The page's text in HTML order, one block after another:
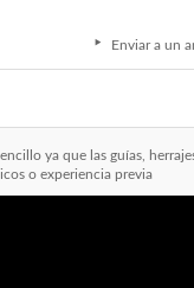
Enviar a un
ya que las guías,
o experiencia previa